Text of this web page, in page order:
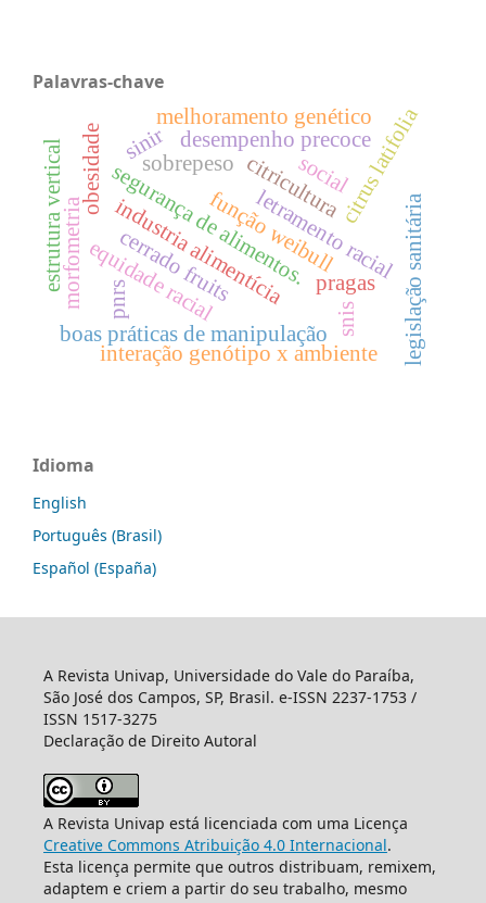
Palavras-chave
equidade racial letramento racial
boas práticas de manipulação
segurança de alimentos. legislação sanitária
citrus latifolia
citricultura
desempenho precoce
melhoramento genético
interação genótipo x ambiente
pragas
morfometria
estrutura vertical função weibull
sobrepeso
obesidade
industria alimentícia
cerrado fruits
pnrs snis
sinir
social
Idioma
English
Português (Brasil)
Español (España)
A Revista Univap, Universidade do Vale do Paraíba,
São José dos Campos, SP, Brasil. e-ISSN 2237-1753 /
ISSN 1517-3275
Declaração de Direito Autoral
A Revista Univap está licenciada com uma Licença
Creative Commons Atribuição 4.0 Internacional.
Esta licença permite que outros distribuam, remixem,
adaptem e criem a partir do seu trabalho, mesmo